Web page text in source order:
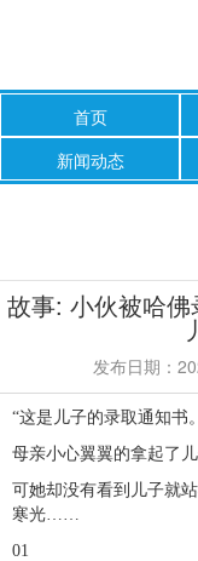
首页
新闻动态
故事: 小伙被哈
发布日期：
“这是儿子的录取通知书
母亲小心翼翼的拿起了
可她却没有看到儿子就
寒光……
01